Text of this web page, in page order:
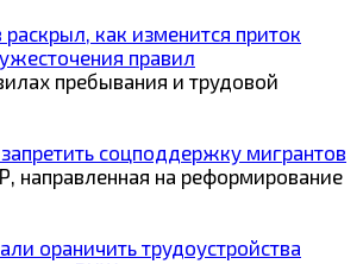
как изменится приток
правил
пребывания и трудовой
соцподдержку мигрантов
направленная на реформирование
ораничить трудоустройства